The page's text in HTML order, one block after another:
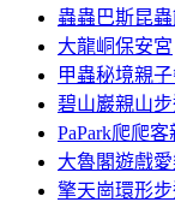
蟲蟲巴斯昆
大龍峒保安宮
甲蟲秘境親
碧山巖親山
PaPark爬爬
大魯閣遊戲
擎天崗環形